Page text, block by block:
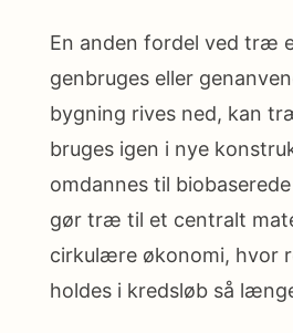
En anden fordel ved træ
genbruges eller
bygning rives ned, kan
bruges igen i nye
omdannes til
gør træ til et centralt
cirkulære økonomi, hvor
holdes i kredsløb så